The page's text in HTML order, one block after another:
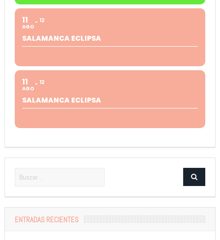
11
AGO
12
SALAMANCA ECLIPSA
11
AGO
12
SALAMANCA ECLIPSA
ENTRADAS RECIENTES